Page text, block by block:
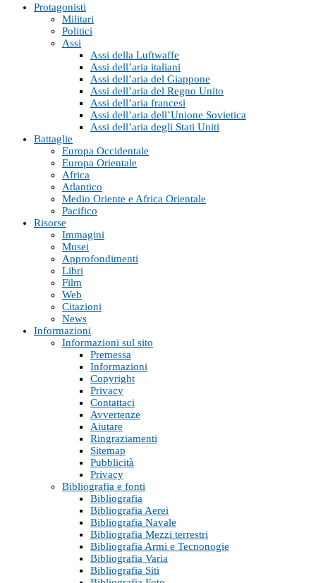
Protagonisti
Militari
Politici
Assi
Assi della Luftwaffe
Assi dell’aria italiani
Assi dell’aria del Giappone
Assi dell’aria del Regno Unito
Assi dell’aria francesi
Assi dell’aria dell’Unione Sovietica
Assi dell’aria degli Stati Uniti
Battaglie
Europa Occidentale
Europa Orientale
Africa
Atlantico
Medio Oriente e Africa Orientale
Pacifico
Risorse
Immagini
Musei
Approfondimenti
Libri
Film
Web
Citazioni
News
Informazioni
Informazioni sul sito
Premessa
Informazioni
Copyright
Privacy
Contattaci
Avvertenze
Aiutare
Ringraziamenti
Sitemap
Pubblicità
Privacy
Bibliografia e fonti
Bibliografia
Bibliografia Aerei
Bibliografia Navale
Bibliografia Mezzi terrestri
Bibliografia Armi e Tecnonogie
Bibliografia Varia
Bibliografia Siti